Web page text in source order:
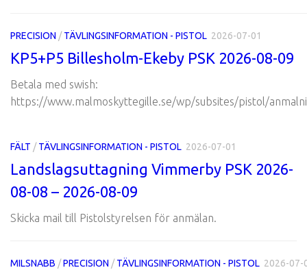
PRECISION /TÄVLINGSINFORMATION - PISTOL 2026-07-01
KP5+P5 Billesholm-Ekeby PSK 2026-08-09
Betala med swish:
https://www.malmoskyttegille.se/wp/subsites/pistol/
FÄLT /TÄVLINGSINFORMATION - PISTOL 2026-07-01
Landslagsuttagning Vimmerby PSK 2026-
08-08 – 2026-08-09
Skicka mail till Pistolstyrelsen för anmälan.
MILSNABB /PRECISION /TÄVLINGSINFORMATION - PISTOL 2026-07-